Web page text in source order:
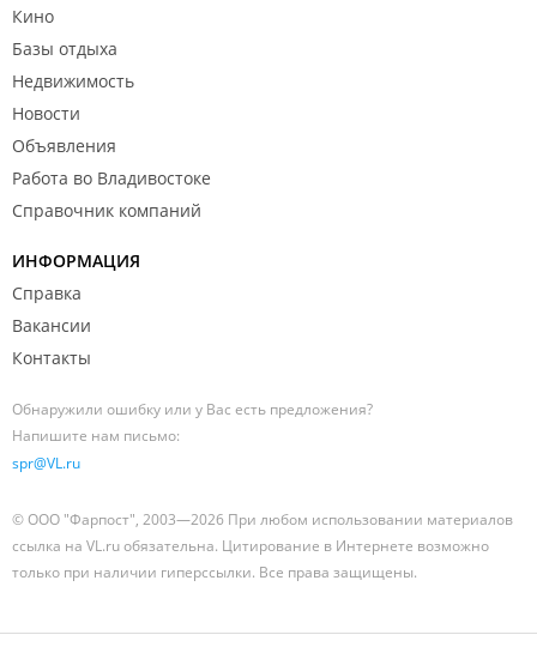
Кино
Базы отдыха
Недвижимость
Новости
Объявления
Работа во Владивостоке
Справочник компаний
ИНФОРМАЦИЯ
Справка
Вакансии
Контакты
Обнаружили ошибку или у Вас есть предложения?
Напишите нам письмо:
spr@VL.ru
© ООО "Фарпост", 2003—2026 При любом использовании материалов
ссылка на VL.ru обязательна. Цитирование в Интернете возможно
только при наличии гиперссылки. Все права защищены.